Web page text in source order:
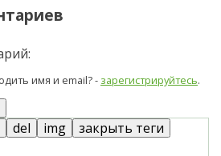
имя и email? - зарегистрируйтесь.